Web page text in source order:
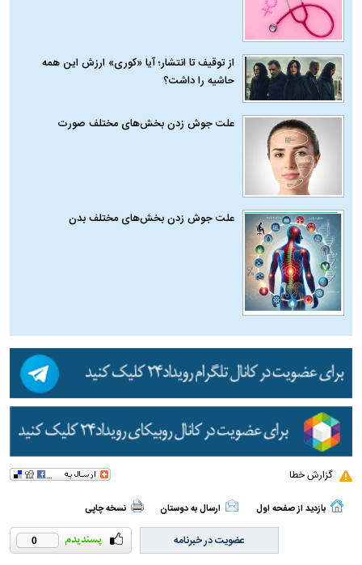
از توقیف تا انتشار؛ آیا «کوری» ارزش این همه
حاشیه را داشت؟
علت جوش زدن بخش‌های مختلف صورت
علت جوش زدن بخش‌های مختلف بدن
گزارش خطا
بازدید از صفحه اول ارسال به دوستان نسخه چاپی
0 عضویت در خبرنامه